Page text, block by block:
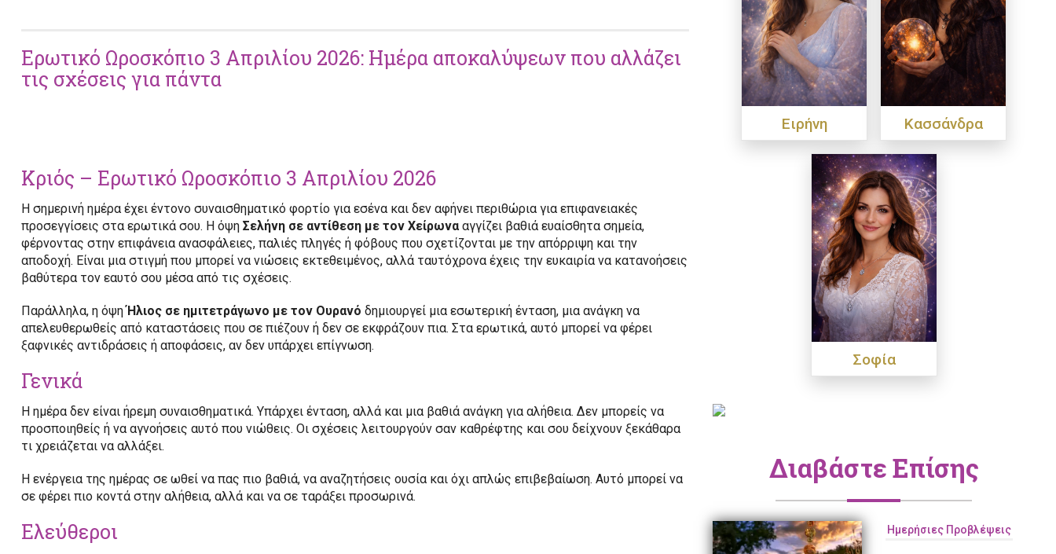
Ερωτικό Ωροσκόπιο 3 Απριλίου 2026: Ημέρα αποκαλύψεων που αλλάζει
τις σχέσεις για πάντα
Κριός – Ερωτικό Ωροσκόπιο 3 Απριλίου 2026
Η σημερινή ημέρα έχει έντονο συναισθηματικό φορτίο για εσένα και δεν αφήνει περιθώρια για επιφανειακές
προσεγγίσεις στα ερωτικά σου. Η όψη Σελήνη σε αντίθεση με τον Χείρωνααγγίζει βαθιά ευαίσθητα σημεία,
φέρνοντας στην επιφάνεια ανασφάλειες, παλιές πληγές ή φόβους που σχετίζονται με την απόρριψη και την
αποδοχή. Είναι μια στιγμή που μπορεί να νιώσεις εκτεθειμένος, αλλά ταυτόχρονα έχεις την ευκαιρία να κατανοήσεις
βαθύτερα τον εαυτό σου μέσα από τις σχέσεις.
Παράλληλα, η όψηΉλιος σε ημιτετράγωνο με τον Ουρανό δημιουργεί μια εσωτερική ένταση, μια ανάγκη να
απελευθερωθείς από καταστάσεις που σε πιέζουν ή δεν σε εκφράζουν πια. Στα ερωτικά, αυτό μπορεί να φέρει
ξαφνικές αντιδράσεις ή αποφάσεις, αν δεν υπάρχει επίγνωση.
Γενικά
Η ημέρα δεν είναι ήρεμη συναισθηματικά. Υπάρχει ένταση, αλλά και μια βαθιά ανάγκη για αλήθεια. Δεν μπορείς να
προσποιηθείς ή να αγνοήσεις αυτό που νιώθεις. Οι σχέσεις λειτουργούν σαν καθρέφτης και σου δείχνουν ξεκάθαρα
τι χρειάζεται να αλλάξει.
Η ενέργεια της ημέρας σε ωθεί να πας πιο βαθιά, να αναζητήσεις ουσία και όχι απλώς επιβεβαίωση. Αυτό μπορεί να
σε φέρει πιο κοντά στην αλήθεια, αλλά και να σε ταράξει προσωρινά.
Ελεύθεροι
Ειρήνη Κασσάνδρα
Σοφία
Διαβάστε Επίσης
Ημερήσιες Προβλέψεις